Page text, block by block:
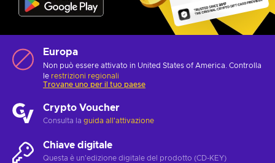
Europa
Non può essere attivato in United States of America. Controlla
le restrizioni regionali
Trovane uno per il tuo paese
Crypto Voucher
Consulta la guida all'attivazione
Chiave digitale
Questa è un'edizione digitale del prodotto (CD-KEY)